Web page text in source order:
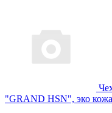
"GRAND HSN", эко